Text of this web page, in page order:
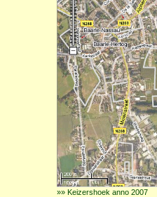
»» Keizershoek anno 2007